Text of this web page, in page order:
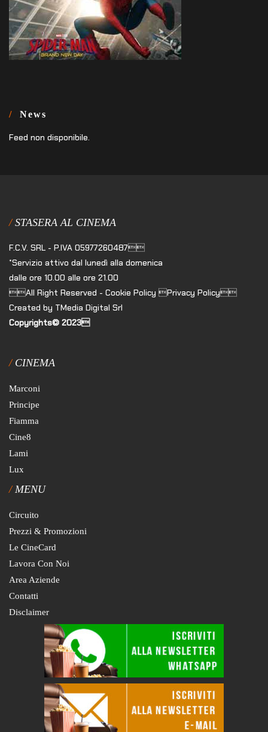
News
Feed non disponibile.
STASERA AL CINEMA
F.C.V. SRL - P.IVA 05977260487
*Servizio attivo dal lunedì alla domenica
dalle ore 10.00 alle ore 21.00
All Right Reserved - Cookie Policy Privacy Policy
Created by TMedia Digital Srl
Copyrights© 2023
CINEMA
Marconi
Principe
Fiamma
Cine8
Lami
Lux
MENU
Circuito
Prezzi & Promozioni
Le CineCard
Lavora Con Noi
Area Aziende
Contatti
Disclaimer